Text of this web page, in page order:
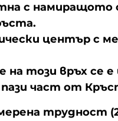
с намиращото
център с
на този връх се е
част от
трудност